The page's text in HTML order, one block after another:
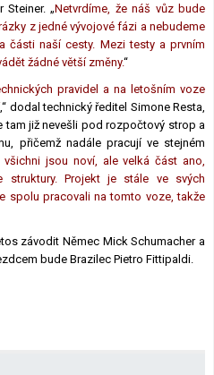
Steiner. „Netvrdíme, že náš vůz bude
z jedné vývojové fázi a nebudeme
části naší cesty. Mezi testy a prvním
žádné větší změny.“
pravidel a na letošním voze
,“ dodal technický ředitel Simone Resta,
tam již nevešli pod rozpočtový strop a
přičemž nadále pracují ve stejném
všichni jsou noví, ale velká část ano,
Projekt je stále ve svých
spolu pracovali na tomto voze, takže
závodit Němec Mick Schumacher a
bude Brazilec Pietro Fittipaldi.